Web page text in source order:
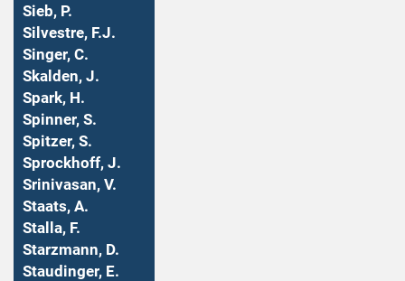
Sieb, P.
Silvestre, F.J.
Singer, C.
Skalden, J.
Spark, H.
Spinner, S.
Spitzer, S.
Sprockhoff, J.
Srinivasan, V.
Staats, A.
Stalla, F.
Starzmann, D.
Staudinger, E.